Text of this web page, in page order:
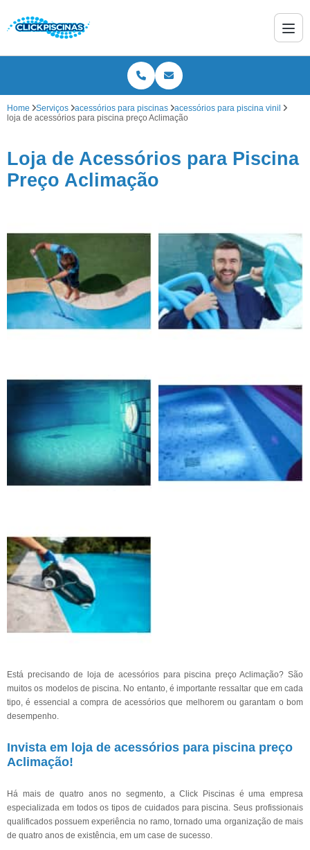
Home Serviços acessórios para piscinas
acessórios para piscina vinil
loja de acessórios para piscina preço Aclimação
Loja de Acessórios para Piscina
Preço Aclimação
Está precisando de loja de acessórios para piscina preço Aclimação? São
muitos os modelos de piscina. No entanto, é importante ressaltar que em cada
tipo, é essencial a compra de acessórios que melhorem ou garantam o bom
desempenho.
Invista em loja de acessórios para piscina preço
Aclimação!
Há mais de quatro anos no segmento, a Click Piscinas é uma empresa
especializada em todos os tipos de cuidados para piscina. Seus profissionais
qualificados possuem experiência no ramo, tornado uma organização de mais
de quatro anos de existência, em um case de sucesso.